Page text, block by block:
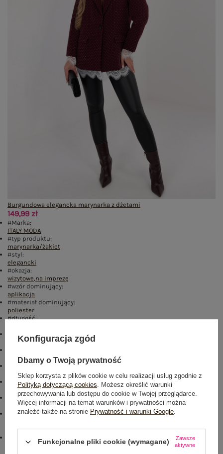
Burgundowa elegancka marynarka z dżetami
149,99 zł
#Marka:
ITALY MODA
#typ produktu:
marynarka/żakiet
#styl:
elegancki
#okazja:
wizytowe,na imprezę
#wzór dominujący:
aplikacja
#materiał dominujący:
poliester
#długość:
#rękaw:
długi rękaw
guziki,jednorzędowe
#cechy dodatkowe:
koronka,dżety,z podszewką
#skład materiału :
95% poliester,5% elastan
#sposób prania :
pranie w pralce w 30°C
#modelka:
cm, biust 90 cm, talia 62 cm, biodra 94 cm
,zima
Konfiguracja zgód
Dbamy o Twoją prywatność
Sklep korzysta z plików cookie w celu realizacji usług zgodnie z
Polityką dotyczącą cookies. Możesz określić warunki
przechowywania lub dostępu do cookie w Twojej przeglądarce.
Więcej informacji na temat warunków i prywatności można
znaleźć także na stronie Prywatność i warunki Google.
Funkcjonalne pliki cookie (wymagane)
Zawsze
aktywne